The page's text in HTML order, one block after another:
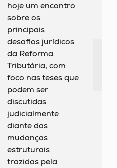
hoje um encontro
sobre os
principais
desafios jurídicos
da Reforma
Tributária, com
foco nas teses que
podem ser
discutidas
judicialmente
diante das
mudanças
estruturais
trazidas pela